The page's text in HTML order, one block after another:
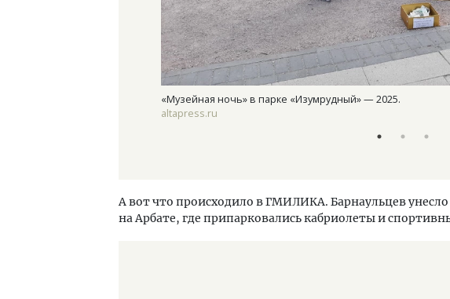
«Музейная ночь» в парке «Изумрудный» — 2025.
altapress.ru
А вот что происходило в ГМИЛИКА. Барнаульцев
на Арбате, где припарковались кабриолеты и